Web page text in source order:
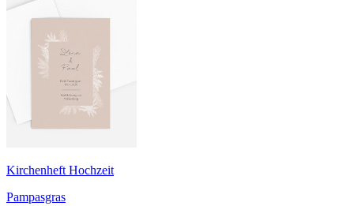
Kirchenheft Hochzeit
Pampasgras